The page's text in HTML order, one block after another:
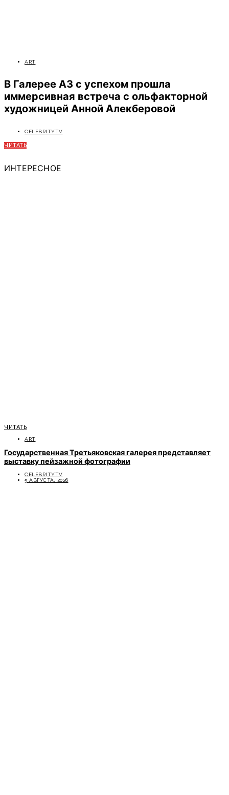
ART
В Галерее А3 с успехом прошла
иммерсивная встреча с ольфакторной
художницей Анной Алекберовой
CELEBRITYTV
ЧИТАТЬ
ИНТЕРЕСНОЕ
ЧИТАТЬ
ART
Государственная Третьяковская галерея представляет
выставку пейзажной фотографии
CELEBRITYTV
5 АВГУСТА, 2026